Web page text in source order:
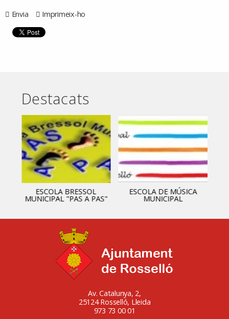
Envia Imprimeix-ho
Destacats
ESCOLA BRESSOL
MUNICIPAL "PAS A PAS"
ESCOLA DE MÚSICA
MUNICIPAL
Av. Catalunya, 2,
25124 Rosselló, Lleida
973 73 00 01